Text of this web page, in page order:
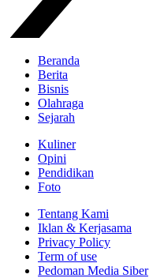
Beranda
Berita
Bisnis
Olahraga
Sejarah
Kuliner
Opini
Pendidikan
Foto
Tentang Kami
Iklan & Kerjasama
Privacy Policy
Term of use
Pedoman Media Siber